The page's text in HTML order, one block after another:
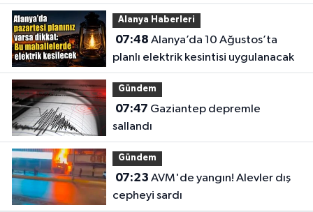
Alanya Haberleri
07:48
planlı elektrik kesintisi uygulanacak
Gündem
07:47
sallandı
Gündem
07:23
cepheyi sardı